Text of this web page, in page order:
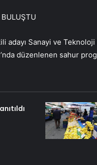
BULUŞTU
Sanayi ve Teknoloji
düzenlenen sahur